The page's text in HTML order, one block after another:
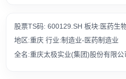
股票TS码: 600129.SH 板块:医药生
地区:重庆 行业:制造业-医药制造业
全名:重庆太极实业(集团)股份有限公